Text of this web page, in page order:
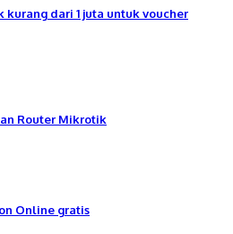
dari 1 juta untuk voucher
Router Mikrotik
Online gratis